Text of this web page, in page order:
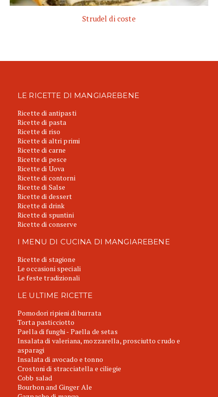
Strudel di coste
LE RICETTE DI MANGIAREBENE
Ricette di antipasti
Ricette di pasta
Ricette di riso
Ricette di altri primi
Ricette di carne
Ricette di pesce
Ricette di Uova
Ricette di contorni
Ricette di Salse
Ricette di dessert
Ricette di drink
Ricette di spuntini
Ricette di conserve
I MENU DI CUCINA DI MANGIAREBENE
Ricette di stagione
Le occasioni speciali
Le feste tradizionali
LE ULTIME RICETTE
Pomodori ripieni di burrata
Torta pasticciotto
Paella di funghi - Paella de setas
Insalata di valeriana, mozzarella, prosciutto crudo e
asparagi
Insalata di avocado e tonno
Crostoni di stracciatella e ciliegie
Cobb salad
Bourbon and Ginger Ale